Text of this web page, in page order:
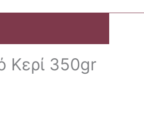
Κερί 350gr